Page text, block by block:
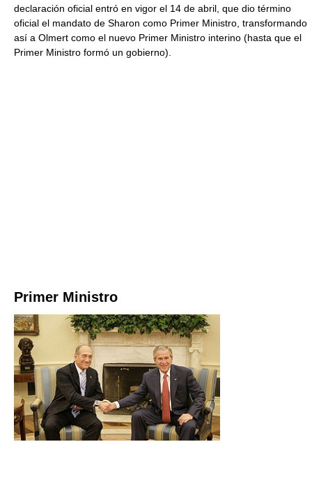
declaración oficial entró en vigor el 14 de abril, que dio término
oficial el mandato de Sharon como Primer Ministro, transformando
así a Olmert como el nuevo Primer Ministro interino (hasta que el
Primer Ministro formó un gobierno).
Primer Ministro